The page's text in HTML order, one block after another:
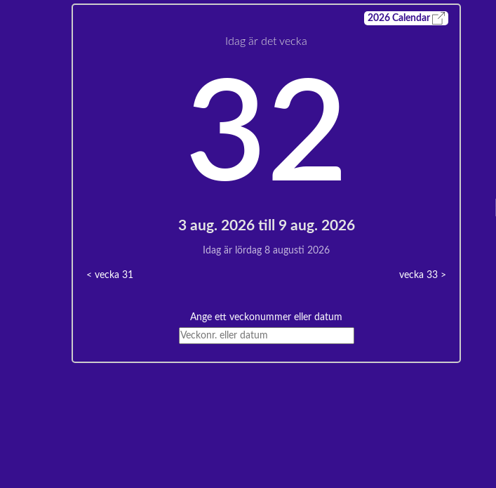
2026 Calendar
Idag är det vecka
32
3 aug. 2026 till 9 aug. 2026
Idag är lördag 8 augusti 2026
< vecka 31 vecka 33 >
Ange ett veckonummer eller datum